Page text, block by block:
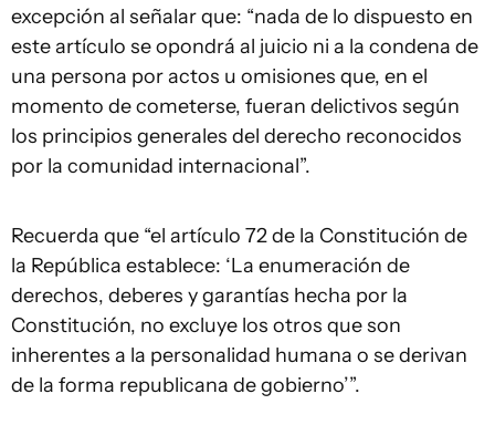
excepción al señalar que: “nada de lo dispuesto en
este artículo se opondrá al juicio ni a la condena de
una persona por actos u omisiones que, en el
momento de cometerse, fueran delictivos según
los principios generales del derecho reconocidos
por la comunidad internacional”.
Recuerda que “el artículo 72 de la Constitución de
la República establece: ‘La enumeración de
derechos, deberes y garantías hecha por la
Constitución, no excluye los otros que son
inherentes a la personalidad humana o se derivan
de la forma republicana de gobierno’”.